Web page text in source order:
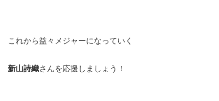
これから益々メジャーになっていく
新山詩織さんを応援しましょう！